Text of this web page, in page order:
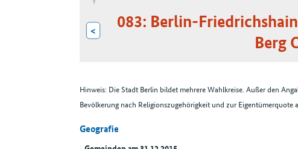
<
083: Berlin-
Berg
Hinweis: Die Stadt Berlin bildet mehrere Wahlkreise. Außer den
Bevölkerung nach Religionszugehörigkeit und zur
Geografie